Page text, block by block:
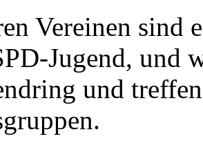
Vereinen sind
Jugend,
und